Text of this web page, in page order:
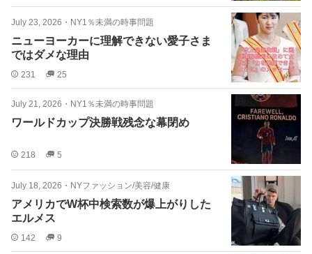
July 23, 2026 ・ NY1％未満の時事問題
ニューヨーカーに理解できない愛子さま
ではダメな理由
231 25
July 21, 2026 ・ NY1％未満の時事問題
ワールドカップ決勝戦残念な幕閉め
218 5
July 18, 2026 ・ NYファッション/美容/健康
アメリカでW杯中検索数が爆上がりした
エルメス
142 9